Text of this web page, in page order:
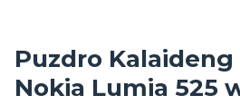
Puzdro
Nokia Lumia 525